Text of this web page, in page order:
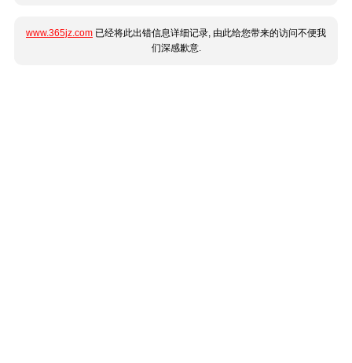
www.365jz.com 已经将此出错信息详细记录, 由此给您带来的访问不便我
们深感歉意.